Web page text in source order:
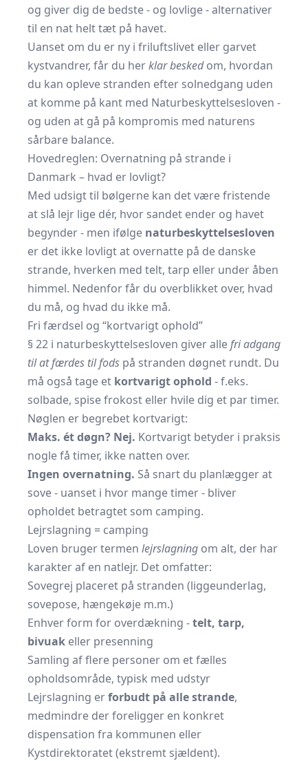
og giver dig de bedste - og lovlige - alternativer
til en nat helt tæt på havet.
Uanset om du er ny i friluftslivet eller garvet
kystvandrer, får du herklar beskedom, hvordan
du kan opleve stranden efter solnedgang uden
at komme på kant med Naturbeskyttelsesloven -
og uden at gå på kompromis med naturens
sårbare balance.
Hovedreglen: Overnatning på strande i
Danmark – hvad er lovligt?
Med udsigt til bølgerne kan det være fristende
at slå lejr lige dér, hvor sandet ender og havet
begynder - men ifølge naturbeskyttelsesloven
er det ikke lovligt at overnatte på de danske
strande, hverken med telt, tarp eller under åben
himmel. Nedenfor får du overblikket over, hvad
du må, og hvad du ikke må.
Fri færdsel og “kortvarigt ophold”
§ 22 i naturbeskyttelsesloven giver allefri adgang
til at færdes til fods på stranden døgnet rundt. Du
må også tage et kortvarigt ophold - f.eks.
solbade, spise frokost eller hvile dig et par timer.
Nøglen er begrebet kortvarigt:
Maks. ét døgn? Nej. Kortvarigt betyder i praksis
nogle få timer, ikke natten over.
Ingen overnatning. Så snart du planlægger at
sove - uanset i hvor mange timer - bliver
opholdet betragtet som camping.
Lejrslagning = camping
Loven bruger termen lejrslagning om alt, der har
karakter af en natlejr. Det omfatter:
Sovegrej placeret på stranden (liggeunderlag,
sovepose, hængekøje m.m.)
Enhver form for overdækning -telt, tarp,
bivuak eller presenning
Samling af flere personer om et fælles
opholdsområde, typisk med udstyr
Lejrslagning erforbudt på alle strande,
medmindre der foreligger en konkret
dispensation fra kommunen eller
Kystdirektoratet (ekstremt sjældent).